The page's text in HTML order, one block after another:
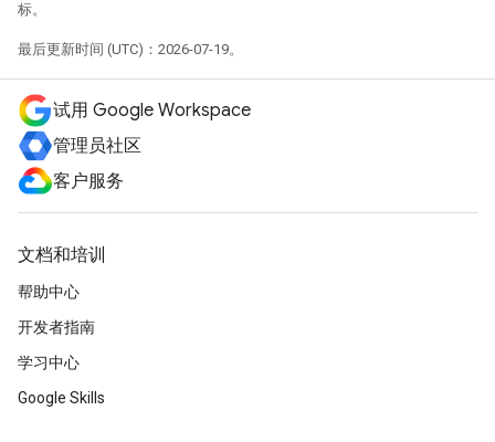
标。
最后更新时间 (UTC)：2026-07-19。
试用 Google Workspace
管理员社区
客户服务
文档和培训
帮助中心
开发者指南
学习中心
Google Skills